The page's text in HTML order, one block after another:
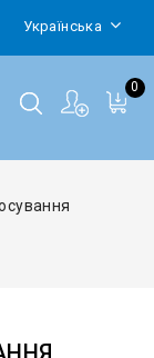
Українська
0